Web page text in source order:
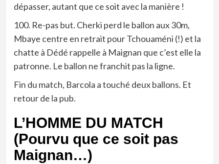
dépasser, autant que ce soit avec la manière !
100. Re-pas but. Cherki perd le ballon aux 30m,
Mbaye centre en retrait pour Tchouaméni (!) et la
chatte à Dédé rappelle à Maignan que c’est elle la
patronne. Le ballon ne franchit pas la ligne.
Fin du match, Barcola a touché deux ballons. Et
retour de la pub.
L’HOMME DU MATCH
(Pourvu que ce soit pas
Maignan…)